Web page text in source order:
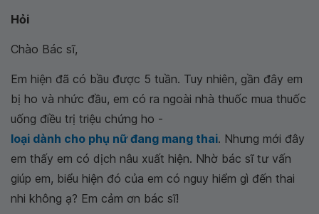
Hỏi
Chào Bác sĩ,
Em hiện đã có bầu được 5 tuần. Tuy nhiên, gần đây em
bị ho và nhức đầu, em có ra ngoài nhà thuốc mua thuốc
uống điều trị triệu chứng ho -
loại dành cho phụ nữ đang mang thai. Nhưng mới đây
em thấy em có dịch nâu xuất hiện. Nhờ bác sĩ tư vấn
giúp em, biểu hiện đó của em có nguy hiểm gì đến thai
nhi không ạ? Em cảm ơn bác sĩ!